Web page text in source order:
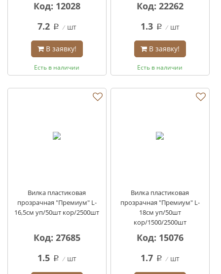
Код: 12028
7.2 q шт
В заявку!
Есть в наличии
Код: 22262
1.3 q шт
В заявку!
Есть в наличии
Вилка пластиковая
прозрачная "Премиум" L-
16,5см уп/50шт кор/2500шт
Код: 27685
1.5 q шт
Вилка пластиковая
прозрачная "Премиум" L-
18см уп/50шт
кор/1500/2500шт
Код: 15076
1.7 q шт